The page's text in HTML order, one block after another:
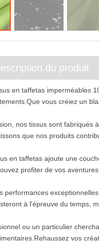
du produit
en taffetas imperméables
vous créiez un
nos tissus sont
que nos produits
en taffetas ajoute une
profiter de vos
performances
à l'épreuve du temps,
ou un particulier
vos